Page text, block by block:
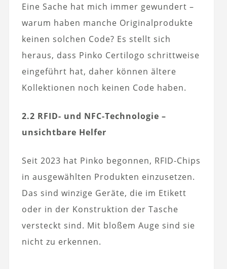
Eine Sache hat mich immer gewundert –
warum haben manche Originalprodukte
keinen solchen Code? Es stellt sich
heraus, dass Pinko Certilogo schrittweise
eingeführt hat, daher können ältere
Kollektionen noch keinen Code haben.
2.2 RFID- und NFC-Technologie –
unsichtbare Helfer
Seit 2023 hat Pinko begonnen, RFID-Chips
in ausgewählten Produkten einzusetzen.
Das sind winzige Geräte, die im Etikett
oder in der Konstruktion der Tasche
versteckt sind. Mit bloßem Auge sind sie
nicht zu erkennen.